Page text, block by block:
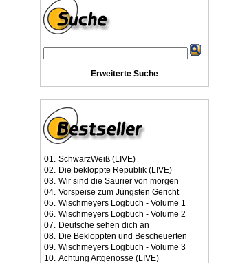
Erweiterte Suche
01. SchwarzWeiß (LIVE)
02. Die bekloppte Republik (LIVE)
03. Wir sind die Saurier von morgen
04. Vorspeise zum Jüngsten Gericht
05. Wischmeyers Logbuch - Volume 1
06. Wischmeyers Logbuch - Volume 2
07. Deutsche sehen dich an
08. Die Bekloppten und Bescheuerten
09. Wischmeyers Logbuch - Volume 3
10. Achtung Artgenosse (LIVE)